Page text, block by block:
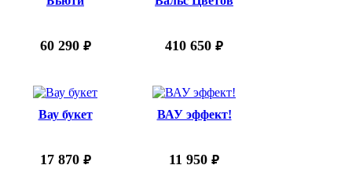
60 290 руб. 410 650 руб.
Вау букет
17 870 руб.
ВАУ эффект!
11 950 руб.